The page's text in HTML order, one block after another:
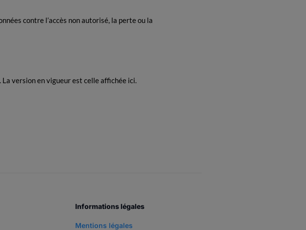
contre l’accès non autorisé, la perte ou la
version en vigueur est celle affichée ici.
Informations légales
Mentions légales